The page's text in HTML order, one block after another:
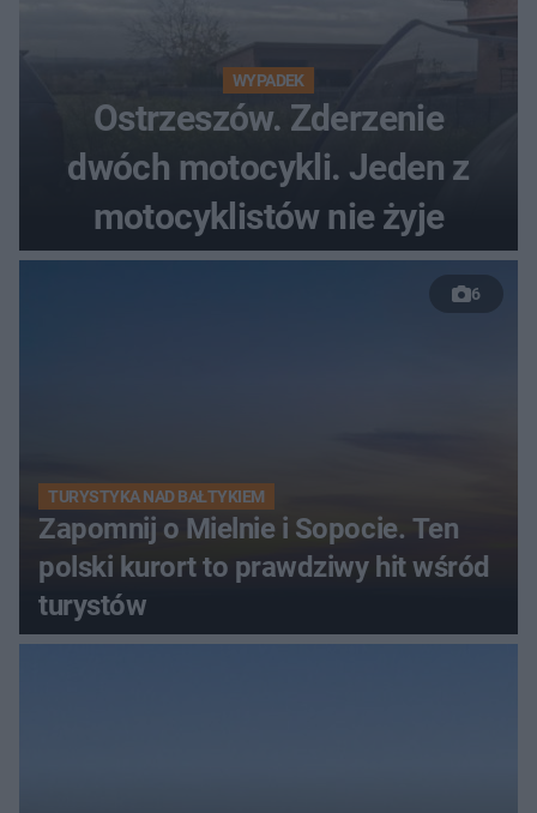
WYPADEK
Ostrzeszów. Zderzenie
dwóch motocykli. Jeden z
motocyklistów nie żyje
6
TURYSTYKA NAD BAŁTYKIEM
Zapomnij o Mielnie i Sopocie. Ten
polski kurort to prawdziwy hit wśród
turystów